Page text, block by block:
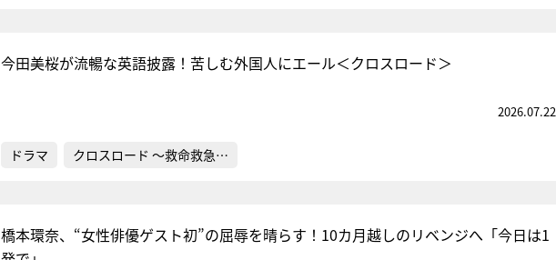
今田美桜が流暢な英語披露！苦しむ外国人にエール＜クロスロード＞
2026.07.22
ドラマ クロスロード ～救命救急…
橋本環奈、“女性俳優ゲスト初”の屈辱を晴らす！10カ月越しのリベンジへ「今日は1